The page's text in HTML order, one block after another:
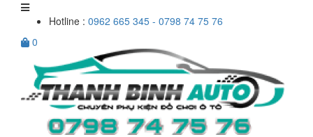
Hotline : 0962 665 345 - 0798 74 75 76
0